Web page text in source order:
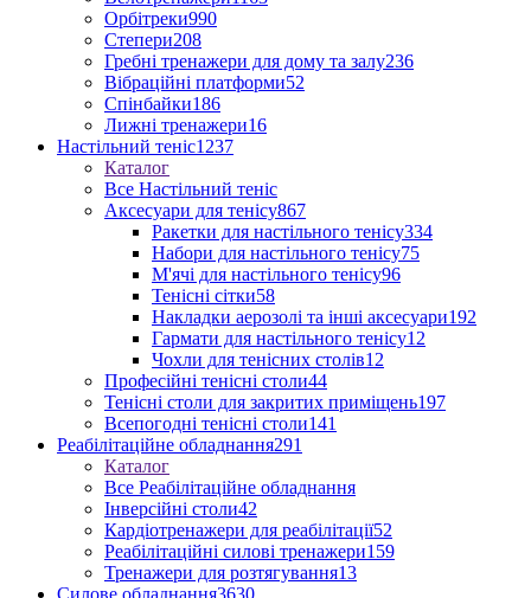
Орбітреки990
Степери208
Гребні тренажери для дому та залу236
Вібраційні платформи52
Спінбайки186
Лижні тренажери16
Настільний теніс1237
Каталог
Все Настільний теніс
Аксесуари для тенісу867
Ракетки для настільного тенісу334
Набори для настільного тенісу75
М'ячі для настільного тенісу96
Тенісні сітки58
Накладки аерозолі та інші аксесуари192
Гармати для настільного тенісу12
Чохли для тенісних столів12
Професійні тенісні столи44
Тенісні столи для закритих приміщень197
Всепогодні тенісні столи141
Реабілітаційне обладнання291
Каталог
Все Реабілітаційне обладнання
Інверсійні столи42
Кардіотренажери для реабілітації52
Реабілітаційні силові тренажери159
Тренажери для розтягування13
Силове обладнання3630